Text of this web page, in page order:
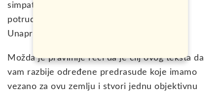
simpatije prema ovoj zemlji, za koje ću se
potruditi da budu umjerene i na mjestu.
Unaprijed se izvinjavam ako pretjeram.
Možda je pravilnije reći da je cilj ovog teksta da
vam razbije određene predrasude koje imamo
vezano za ovu zemlju i stvori jednu objektivnu